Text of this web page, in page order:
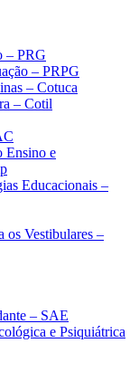
– PRG
– PRPG
– Cotuca
– Cotil
Ensino e
Educacionais –
os Vestibulares –
– SAE
e Psiquiátrica